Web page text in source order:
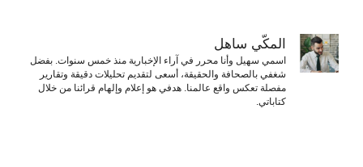
المكّي ساهل
اسمي سهيل وأنا محرر في آراء الإخبارية منذ خمس سنوات. بفضل
شغفي بالصحافة والحقيقة، أسعى لتقديم تحليلات دقيقة وتقارير
مفصلة تعكس واقع عالمنا. هدفي هو إعلام وإلهام قرائنا من خلال
كتاباتي.